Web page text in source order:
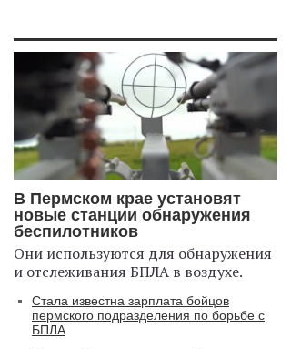
В Пермском крае установят
новые станции обнаружения
беспилотников
Они используются для обнаружения
и отслеживания БПЛА в воздухе.
Стала известна зарплата бойцов
пермского подразделения по борьбе с
БПЛА